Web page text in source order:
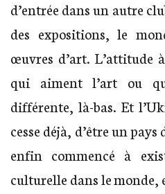
d’entrée dans un autre
des expositions, le
œuvres d’art. L’attitude
qui aiment l’art ou
différente, là-bas. Et
cesse déjà, d’être un
enfin commencé à
culturelle dans le monde,